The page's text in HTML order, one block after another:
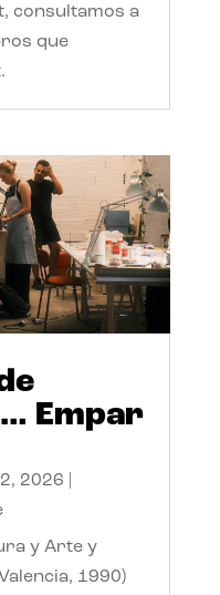
consultamos a
que
Empar
2026
y Arte y
1990)